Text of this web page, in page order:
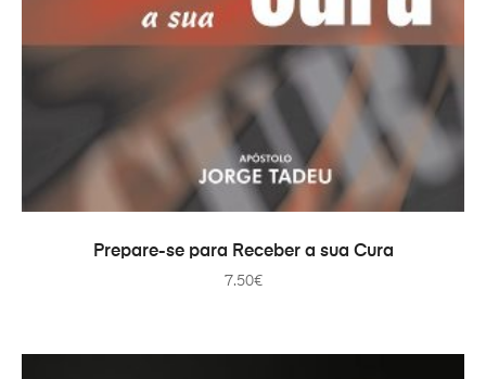
PRIDAŤ DO KOŠÍKA
Prepare-se para Receber a sua Cura
7.50€